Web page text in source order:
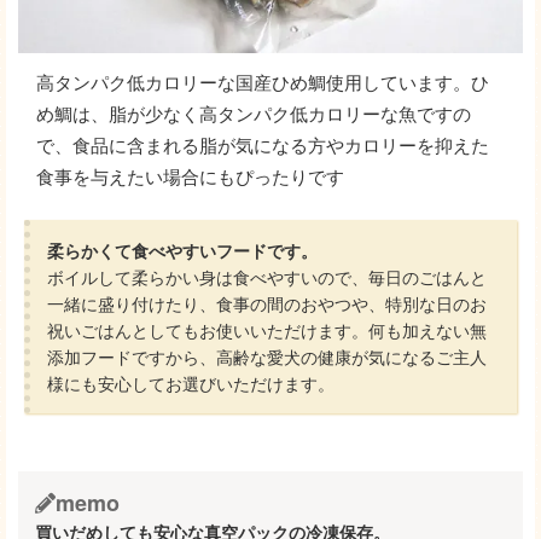
高タンパク低カロリーな国産ひめ鯛使用しています。ひ
め鯛は、脂が少なく高タンパク低カロリーな魚ですの
で、食品に含まれる脂が気になる方やカロリーを抑えた
食事を与えたい場合にもぴったりです
柔らかくて食べやすいフードです。
ボイルして柔らかい身は食べやすいので、毎日のごはんと
一緒に盛り付けたり、食事の間のおやつや、特別な日のお
祝いごはんとしてもお使いいただけます。何も加えない無
添加フードですから、高齢な愛犬の健康が気になるご主人
様にも安心してお選びいただけます。
memo
買いだめしても安心な真空パックの冷凍保存。